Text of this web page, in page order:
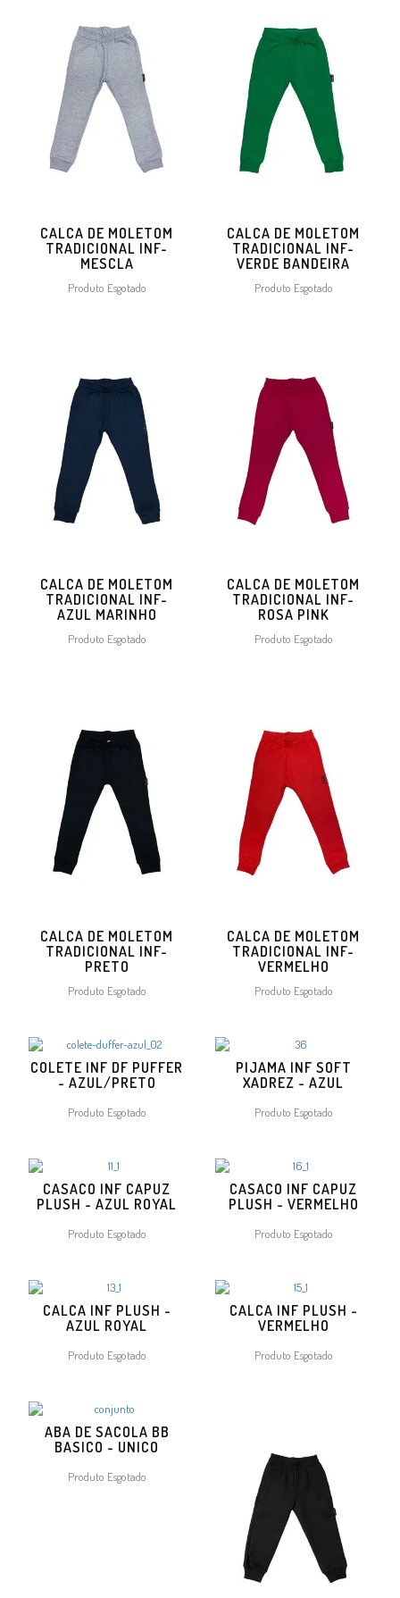
CALCA DE MOLETOM
TRADICIONAL INF-
MESCLA
Produto Esgotado
CALCA DE MOLETOM
TRADICIONAL INF-
VERDE BANDEIRA
Produto Esgotado
CALCA DE MOLETOM
TRADICIONAL INF-
AZUL MARINHO
Produto Esgotado
CALCA DE MOLETOM
TRADICIONAL INF-
ROSA PINK
Produto Esgotado
CALCA DE MOLETOM
TRADICIONAL INF-
PRETO
Produto Esgotado
CALCA DE MOLETOM
TRADICIONAL INF-
VERMELHO
Produto Esgotado
COLETE INF DF PUFFER
- AZUL/PRETO
Produto Esgotado
PIJAMA INF SOFT
XADREZ - AZUL
Produto Esgotado
CASACO INF CAPUZ
PLUSH - AZUL ROYAL
Produto Esgotado
CASACO INF CAPUZ
PLUSH - VERMELHO
Produto Esgotado
CALCA INF PLUSH -
AZUL ROYAL
Produto Esgotado
CALCA INF PLUSH -
VERMELHO
Produto Esgotado
ABA DE SACOLA BB
BASICO - UNICO
Produto Esgotado